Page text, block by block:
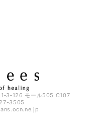
モール505 C107
3505